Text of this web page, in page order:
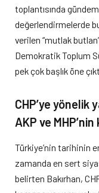
toplantısında
değerlendirmelerde
verilen “mutlak
Demokratik Toplum
pek çok başlık öne
CHP’ye yönelik
AKP ve
Türkiye’nin tarihinin
zamanda en sert
belirten Bakırhan,